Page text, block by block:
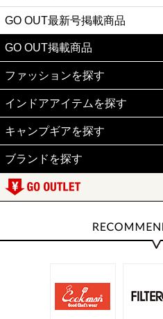
GO OUT最新号掲載商品
GO OUT掲載商品
ファッションを探す
インドアアイテムを探す
キャンプギアを探す
ブランドを探す